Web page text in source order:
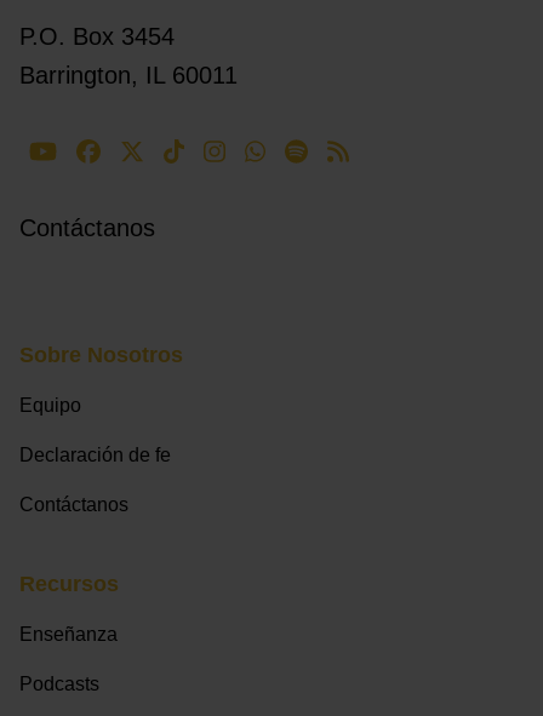
P.O. Box 3454
Barrington, IL 60011
Contáctanos
Sobre Nosotros
Equipo
Declaración de fe
Contáctanos
Recursos
Enseñanza
Podcasts